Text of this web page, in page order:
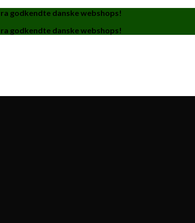
godkendte danske webshops!
godkendte danske webshops!